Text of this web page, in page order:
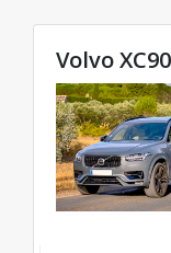
modelo ideal
tarifas
Volvo